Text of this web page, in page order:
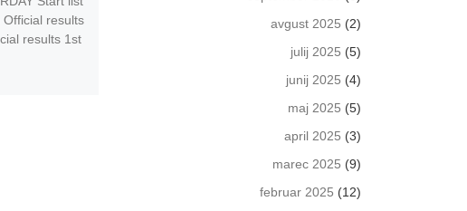
results
results 1st
avgust 2025 (2)
julij 2025 (5)
junij 2025 (4)
maj 2025 (5)
april 2025 (3)
marec 2025 (9)
februar 2025 (12)